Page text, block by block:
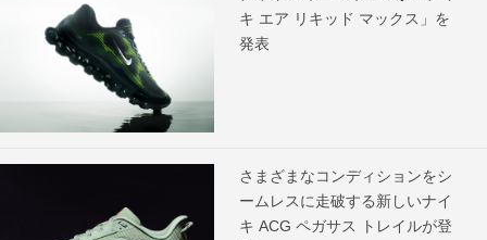
キ エア リキッド マックス」を
発表
さまざまなコンディションをシ
ームレスに走破する新しいナイ
キ ACG ペガサス トレイルが登